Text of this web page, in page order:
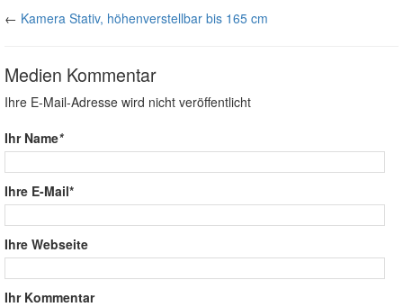
← Kamera Stativ, höhenverstellbar bis 165 cm
Medien Kommentar
Ihre E-Mail-Adresse wird nicht veröffentlicht
Ihr Name*
Ihre E-Mail*
Ihre Webseite
Ihr Kommentar